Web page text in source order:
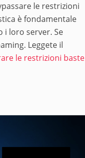
le restrizioni
è fondamentale
i loro server. Se
Leggete il
le restrizioni baste